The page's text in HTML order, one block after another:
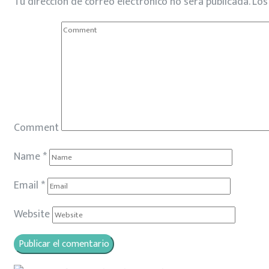
Comment
Name*
Email *
Website